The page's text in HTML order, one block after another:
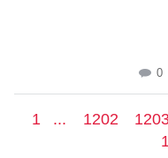
0
1 ... 1202